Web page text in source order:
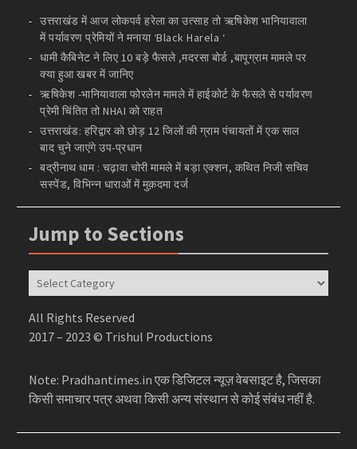
उत्तराखंड में आज लोकपर्व हरेला का उत्साह तो ऋषिकेश भानियावाला
में पर्यावरण प्रेमियों ने मनाया ‘Black Harela ‘
धामी कैबिनेट ने लिए 10 बड़े फैसले ,मदरसा बोर्ड ,बापूग्राम मामले पर
क्या हुआ खबर में जानिए
ऋषिकेश -भानियावाला फोरलेन मामले में हाईकोर्ट के फैसले से पर्यावरण
प्रेमी चिंतित तो NHAI को राहत
उत्तराखंड: हरिद्वार को छोड़ 12 जिलों की ग्राम पंचायतों में एक साल
बाद चुने जाएंगे उप-प्रधान
बद्रीनाथ धाम : चढ़ावा चोरी मामले में बड़ा एक्शन, कथित निजी सचिव
सस्पेंड, विभिन्न धाराओं में मुक़दमा दर्ज
Jump to Sections
Jump
to
Sections
All Rights Reserved
2017 – 2023 © Trishul Productions
Note: Pradhantimes.in एक डिजिटल न्यूज़ वेबसाइट है, जिसका
किसी समाचार पत्र अथवा किसी अन्य संस्थान से कोई संबंध नहीं है.